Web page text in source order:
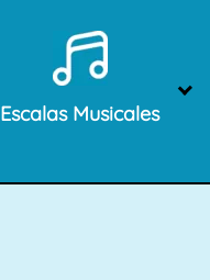
Escalas Musicales